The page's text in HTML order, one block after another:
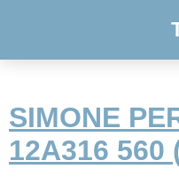
SIMONE
12A316 560